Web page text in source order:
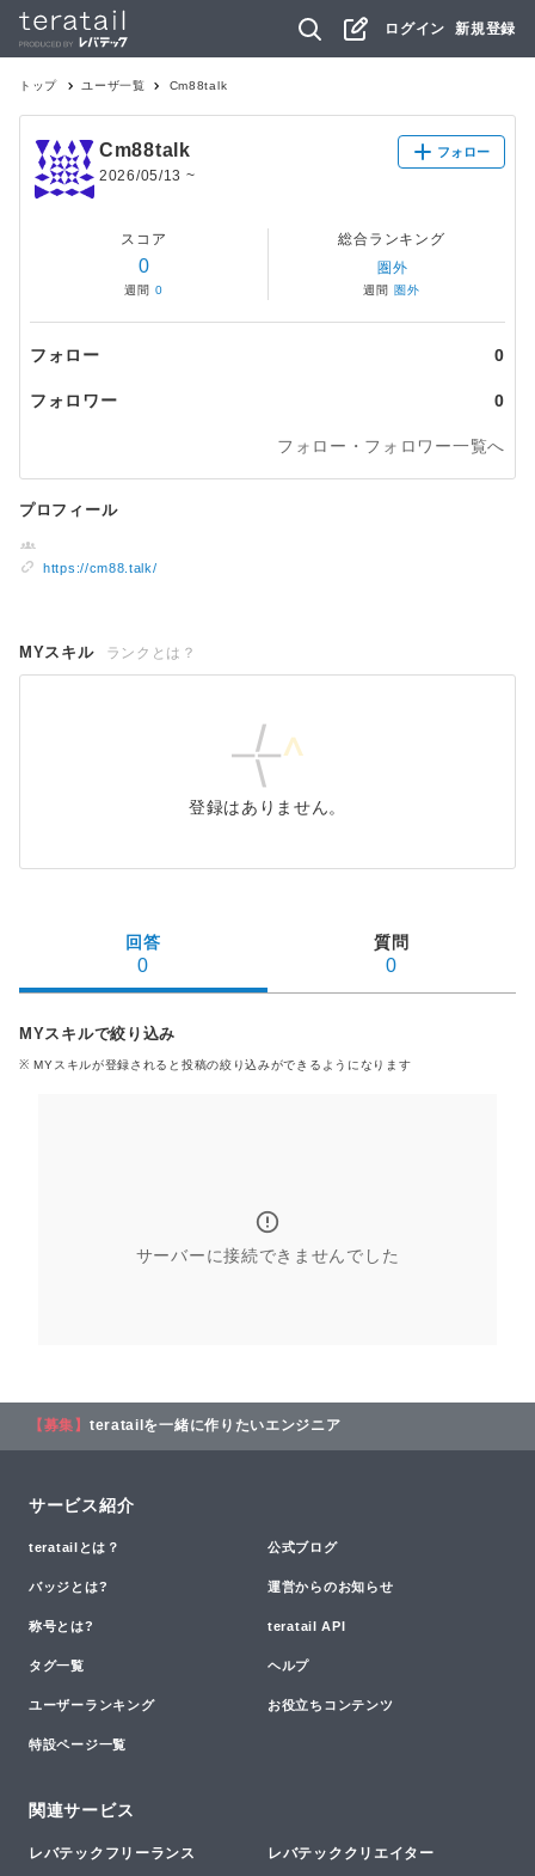
ログイン 新規登録
トップ ユーザ一覧 Cm88talk
Cm88talk
2026/05/13 ~
フォロー
スコア
0
週間 0
総合ランキング
圏外
週間 圏外
フォロー 0
フォロワー 0
フォロー・フォロワー一覧へ
プロフィール
https://cm88.talk/
MYスキル ランクとは？
登録はありません。
回答
0
質問
0
MYスキルで絞り込み
※ MYスキルが登録される と投稿の絞り込みができるようになります
サーバーに接続できませんでした
【募集】 teratailを一緒に作りたいエンジニア
サービス紹介
teratailとは？ 公式ブログ
バッジとは? 運営からのお知らせ
称号とは? teratail API
タグ一覧 ヘルプ
ユーザーランキング お役立ちコンテンツ
特設ページ一覧
関連サービス
レバテックフリーランス レバテッククリエイター